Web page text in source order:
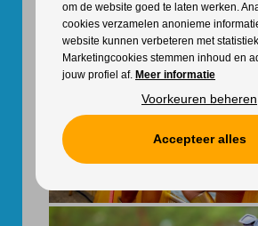
om de website goed te laten werken.
cookies verzamelen anonieme
website kunnen verbeteren met
Marketingcookies stemmen inhoud en
jouw profiel af. Meer informatie
Voorkeuren beheren
Accepteer alles